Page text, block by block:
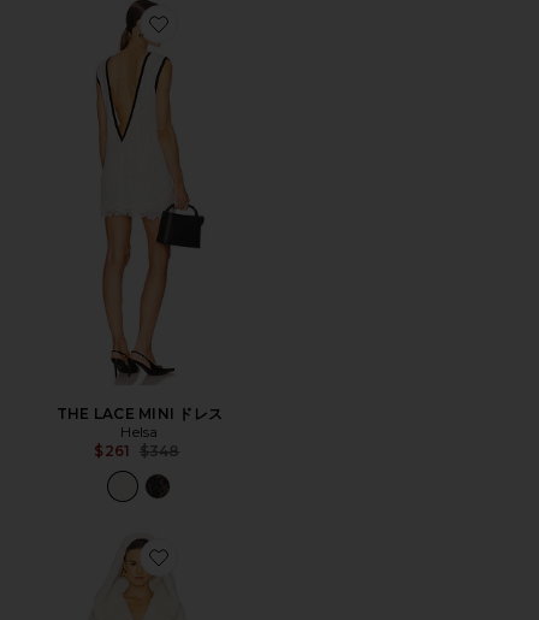
Favorite THE LACE MINI ドレス
THE LACE MINI ドレス
Helsa
$261 Previous price:
$348
Favorite THE HOODED フェイクファーコート